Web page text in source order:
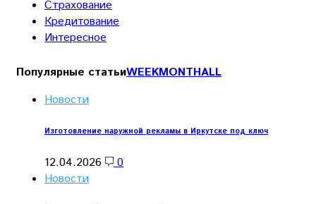
Страхование
Кредитование
Интересное
Популярные статьиWEEKMONTHALL
Новости
Изготовление наружной рекламы в Иркутске под ключ
12.04.2026
0
Новости